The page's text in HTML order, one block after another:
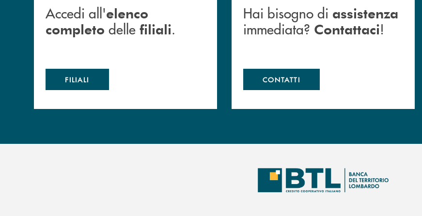
Accedi all'elenco
completo delle filiali.
FILIALI
Hai bisogno di assistenza
immediata? Contattaci!
CONTATTI